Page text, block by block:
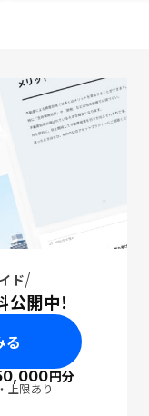
ド
開中！
る
円分
上限あり